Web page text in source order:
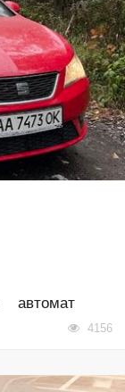
автомат
4156